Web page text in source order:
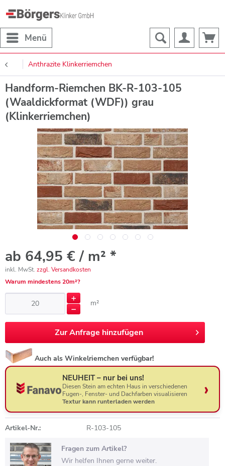
Menü
Anthrazite Klinkerriemchen
Handform-Riemchen BK-R-103-105
(Waaldickformat (WDF)) grau
(Klinkerriemchen)
ab 64,95 € / m² *
inkl. MwSt. zzgl. Versandkosten
Warum mindestens 20m²?
m²
ZurAnfrage hinzufügen
Auch als Winkelriemchen verfügbar!
NEUHEIT – nur bei uns!
Diesen Stein am echten Haus in verschiedenen
Fugen-, Fenster- und Dachfarben visualisieren
Textur kann runterladen werden
Artikel-Nr.: R-103-105
Fragen zum Artikel?
Wir helfen Ihnen gerne weiter.